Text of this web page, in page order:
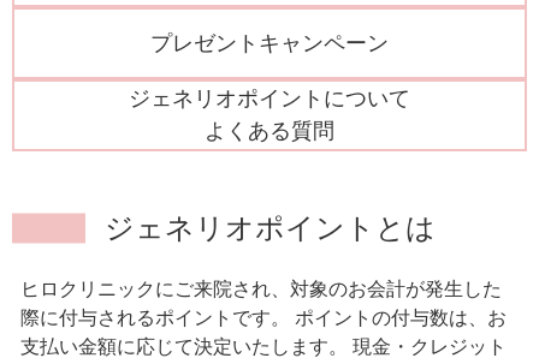
プレゼントキャンペーン
ジェネリオポイントについて
よくある質問
ジェネリオポイントとは
ヒロクリニックにご来院され、対象のお会計が発生した
際に付与されるポイントです。
ポイントの付与数は、お
支払い金額に応じて決定いたします。
現金・クレジット